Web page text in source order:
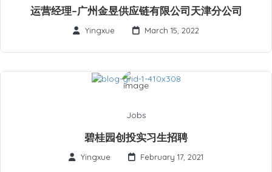
运营经理–广州金昱供应链有限公司天津分公司
Yingxue March 15, 2022
Jobs
碧桂园创投实习生招聘
Yingxue February 17, 2021